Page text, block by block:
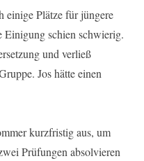
einige Plätze für jüngere
schien schwierig.
und verließ
Jos hätte einen
kurzfristig aus, um
Prüfungen absolvieren